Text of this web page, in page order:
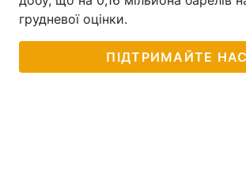
грудневої оцінки.
ПІДТРИМАЙТЕ НАС